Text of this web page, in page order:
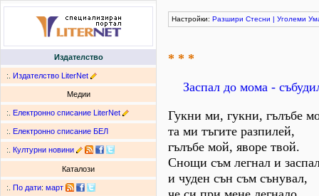
Издателство
:. Издателство LiterNet
Медии
:. Електронно списание LiterNet
:. Електронно списание БЕЛ
:. Културни новини
Каталози
:. По дати: март
Настройки: Разшири Стесни | Уголеми
* * *
Заспал до мома -
Гукни ми, гукни, гълъбе
та ми тъгите разпилей,
гълъбе мой, яворе твой.
Снощи съм легнал и
и чуден сън съм сънувал,